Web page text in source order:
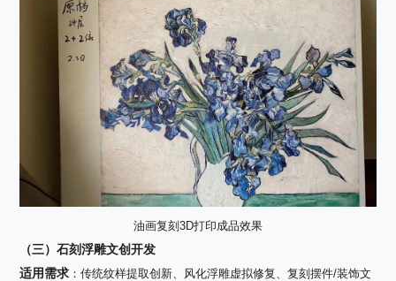
油画复刻3D打印成品效果
（三）石刻浮雕文创开发
适用需求 ：传统纹样提取创新、风化浮雕虚拟修复、复刻摆件/装饰文